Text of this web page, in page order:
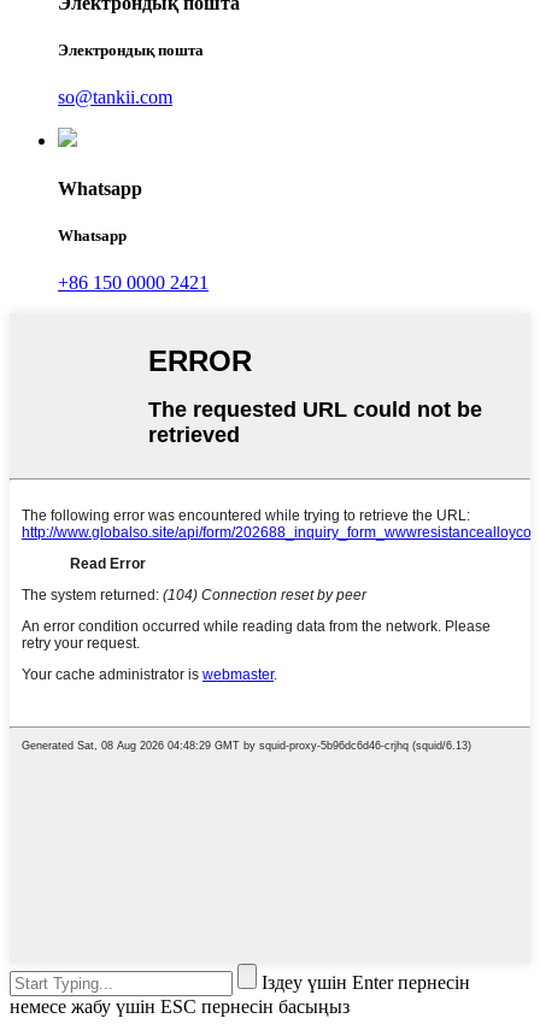
Электрондық пошта
so@tankii.com
Whatsapp
Whatsapp
+86 150 0000 2421
Іздеу үшін Enter пернесін
немесе жабу үшін ESC пернесін басыңыз